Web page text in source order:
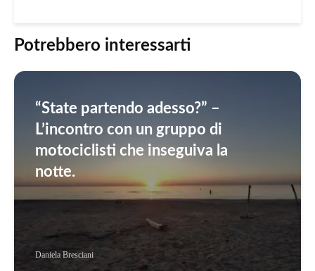
Potrebbero interessarti
“State partendo adesso?” –
L’incontro con un gruppo di
motociclisti che inseguiva la
notte.
Daniela Bresciani